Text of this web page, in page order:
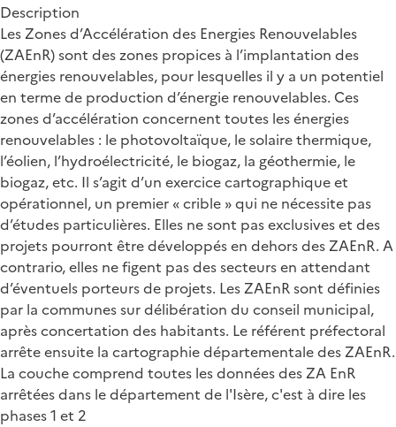
Description
Les Zones d’Accélération des Energies Renouvelables
(ZAEnR) sont des zones propices à l’implantation des
énergies renouvelables, pour lesquelles il y a un potentiel
en terme de production d’énergie renouvelables. Ces
zones d’accélération concernent toutes les énergies
renouvelables : le photovoltaïque, le solaire thermique,
l’éolien, l’hydroélectricité, le biogaz, la géothermie, le
biogaz, etc. Il s’agit d’un exercice cartographique et
opérationnel, un premier « crible » qui ne nécessite pas
d’études particulières. Elles ne sont pas exclusives et des
projets pourront être développés en dehors des ZAEnR. A
contrario, elles ne figent pas des secteurs en attendant
d’éventuels porteurs de projets. Les ZAEnR sont définies
par la communes sur délibération du conseil municipal,
après concertation des habitants. Le référent préfectoral
arrête ensuite la cartographie départementale des ZAEnR.
La couche comprend toutes les données des ZA EnR
arrêtées dans le département de l'Isère, c'est à dire les
phases 1 et 2